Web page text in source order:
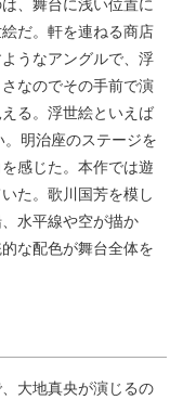
だ。軒を連ねる商店
うなアングルで、浮
なのでその手前で演
る。浮世絵といえば
明治座のステージを
感じた。本作では遊
た。歌川国芳を模し
水平線や空が描か
な配色が舞台全体を
大地真央が演じるの